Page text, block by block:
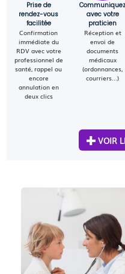
Prise de
rendez-vous
facilitée
Confirmation
immédiate du
RDV avec votre
professionnel de
santé, rappel ou
encore
annulation en
deux clics
Communiquez
avec votre
praticien
Réception et
envoi de
documents
médicaux
(ordonnances,
courriers...)
VOIR